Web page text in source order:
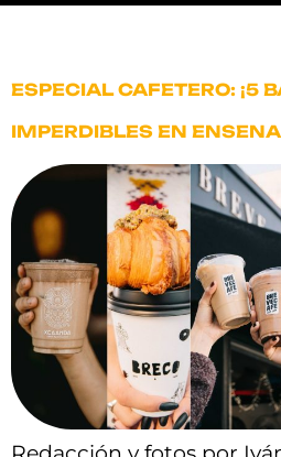
ESPECIAL CAFETERO: ¡5
IMPERDIBLES EN